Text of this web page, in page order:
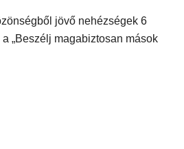
jövő nehézségek 6
„Beszélj magabiztosan mások